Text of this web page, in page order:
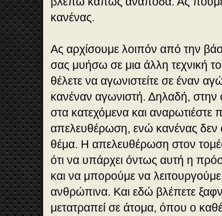
κανένας.
Ας αρχίσουμε λοιπόν από την
σας μυήσω σε μια άλλη τεχνική
θέλετε να αγωνιστείτε σε έναν
κανέναν αγωνιστή. Δηλαδή, στην
στα κατεχόμενα και αναρωτιέστε
απελευθέρωση, ενώ κανένας δεν
θέμα. Η απελευθέρωση στον
ότι να υπάρχει όντως αυτή η
και να μπορούμε να
ανθρώπινα. Και εδώ βλέπετε
μετατραπεί σε άτομα, όπου ο